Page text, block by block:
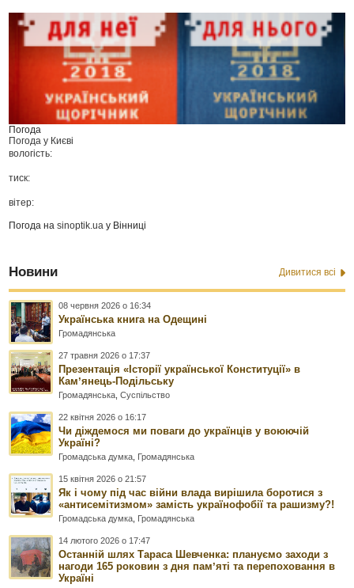
Погода
Погода у Києві
вологість:
тиск:
вітер:
Погода наsinoptik.ua у Вінниці
Новини Дивитися всі
08 червня 2026 о 16:34
Українська книга на Одещині
Громадянська
27 травня 2026 о 17:37
Презентація «Історії української Конституції» в
Камʼянець-Подільську
Громадянська ,Суспільство
22 квітня 2026 о 16:17
Чи діждемося ми поваги до українців у воюючій
Україні?
Громадська думка Громадянська
15 квітня 2026 о 21:57
Як і чому під час війни влада вирішила боротися з
«антисемітизмом» замість українофобії та рашизму?!
Громадська думка Громадянська
14 лютого 2026 о 17:47
Останній шлях Тараса Шевченка: плануємо заходи з
нагоди 165 роковин з дня памʼяті та перепоховання в
Україні